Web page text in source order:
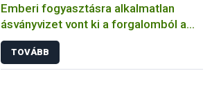
Emberi fogyasztásra alkalmatlan
ásványvizet vont ki a forgalomból a
Nébih
TOVÁBB